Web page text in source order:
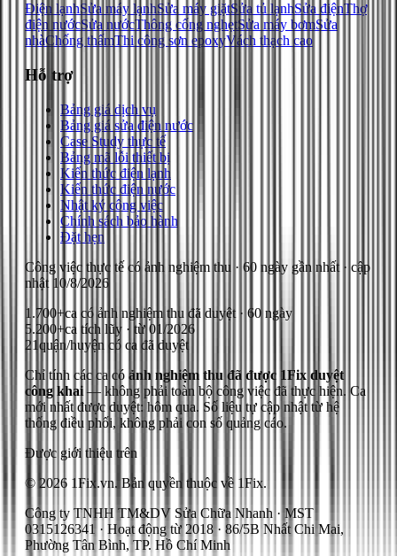
Điện lạnhSửa máy lạnhSửa máy giặtSửa tủ lạnhSửa điệnThợ
điện nướcSửa nướcThông cống nghẹtSửa máy bơmSửa
nhàChống thấmThi công sơn epoxyVách thạch cao
Hỗ trợ
Bảng giá dịch vụ
Bảng giá sửa điện nước
Case Study thực tế
Bảng mã lỗi thiết bị
Kiến thức điện lạnh
Kiến thức điện nước
Nhật ký công việc
Chính sách bảo hành
Đặt hẹn
Công việc thực tế có ảnh nghiệm thu · 60 ngày gần nhất · cập
nhật 10/8/2026
1.700+ca có ảnh nghiệm thu đã duyệt · 60 ngày
5.200+ca tích lũy · từ 01/2026
21quận/huyện có ca đã duyệt
Chỉ tính các ca có ảnh nghiệm thu đã được 1Fix duyệt
công khai — không phải toàn bộ công việc đã thực hiện. Ca
mới nhất được duyệt: hôm qua. Số liệu tự cập nhật từ hệ
thống điều phối, không phải con số quảng cáo.
Được giới thiệu trên
© 2026 1Fix.vn. Bản quyền thuộc về 1Fix.
Công ty TNHH TM&DV Sửa Chữa Nhanh · MST
0315126341 · Hoạt động từ 2018 · 86/5B Nhất Chi Mai,
Phường Tân Bình, TP. Hồ Chí Minh